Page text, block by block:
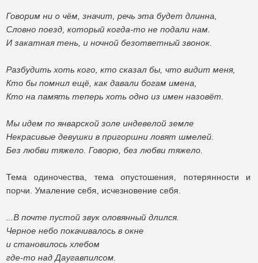
Говорим ни о чём, значит, речь эта будет длинна,
Словно поезд, который когда-то не подали нам.
И закатная тень, и ночной безответный звонок.
Разбудить хоть кого, кто сказал бы, что видит меня,
Кто бы помнил ещё, как давали богам имена,
Кто на память теперь хоть одно из имен назовёт.
Мы идем по январской золе индевелой земле
Некрасивые девушки в пригоршни ловят шмелей.
Без любви тяжело. Говорю, без любви тяжело.
Тема одиночества, тема опустошения, потерянности и
порчи. Умаление себя, исчезновение себя.
...В почте пустой звук оловянный длился.
Черное небо покачивалось в окне
и становилось хлебом
где-то над Даугавпилсом.